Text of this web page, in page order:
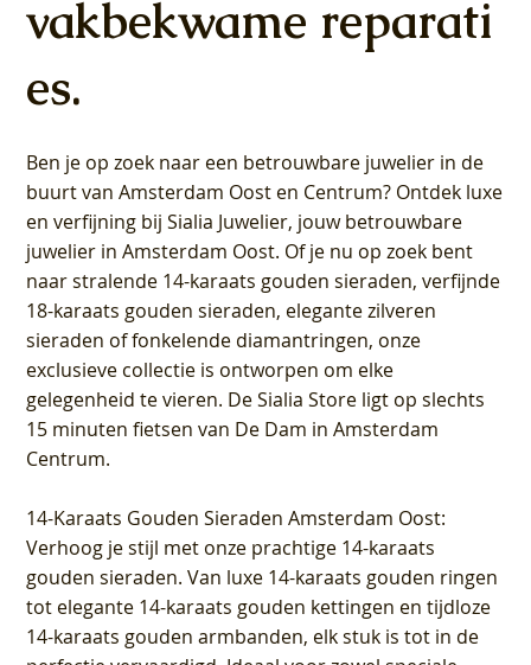
vakbekwame reparati
es.
Ben je op zoek naar een betrouwbare juwelier in de
buurt van Amsterdam Oost en Centrum? Ontdek luxe
en verfijning bij Sialia Juwelier, jouw betrouwbare
juwelier in Amsterdam Oost. Of je nu op zoek bent
naar stralende 14-karaats gouden sieraden, verfijnde
18-karaats gouden sieraden, elegante zilveren
sieraden of fonkelende diamantringen, onze
exclusieve collectie is ontworpen om elke
gelegenheid te vieren. De Sialia Store ligt op slechts
15 minuten fietsen van De Dam in Amsterdam
Centrum.
14-Karaats Gouden Sieraden Amsterdam Oost:
Verhoog je stijl met onze prachtige 14-karaats
gouden sieraden. Van luxe 14-karaats gouden ringen
tot elegante 14-karaats gouden kettingen en tijdloze
14-karaats gouden armbanden, elk stuk is tot in de